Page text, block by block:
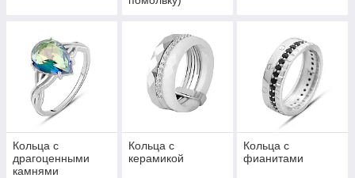
Кольца с
драгоценными
камнями
Кольца с
керамикой
Кольца с
фианитами